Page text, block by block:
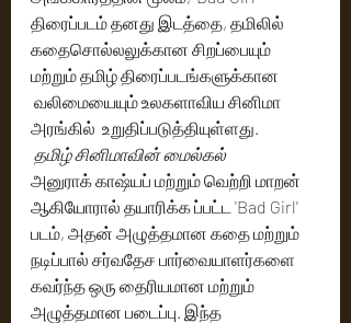
திரைப்படம் தனது இடத்தை, தமிலில்
கதைசொல்லலுக்கான சிறப்பையும்
மற்றும் தமிழ் திரைப்படங்களுக்கான
வலிமையையும் உலகளாவிய சினிமா
அரங்கில்  உறுதிப்படுத்தியுள்ளது.
தமிழ் சினிமாவின் மைல்கல்
அனுராக் காஷ்யப் மற்றும் வெற்றி மாறன்
ஆகியோரால் தயாரிக்க ப்பட்ட 'Bad Girl'
படம், அதன் அழுத்தமான கதை மற்றும்
நடிப்பால் சர்வதேச பார்வையாளர்களை
கவர்ந்த ஒரு தைரியமான மற்றும்
அழுத்தமான படைப்பு. இந்த